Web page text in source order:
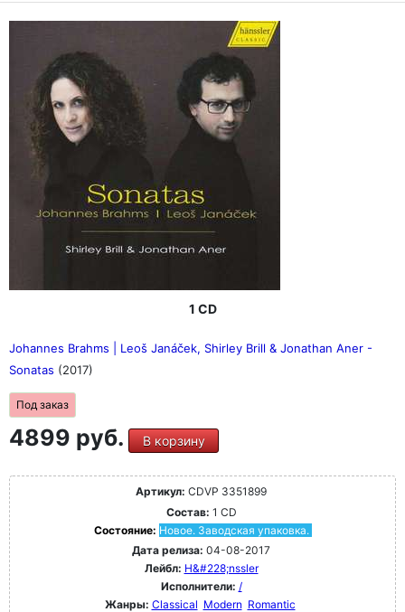
1 CD
Johannes Brahms | Leoš Janáček, Shirley Brill & Jonathan Aner -
Sonatas (2017)
Под заказ
4899 руб. В корзину
Артикул: CDVP 3351899
Состав: 1 CD
Состояние: Новое. Заводская упаковка.
Дата релиза: 04-08-2017
Лейбл: H&#228;nssler
Исполнители: /
Жанры: Classical Modern Romantic